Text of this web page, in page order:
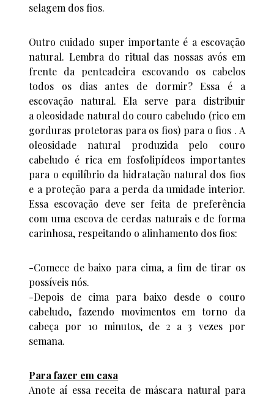
selagem dos fios.
Outro cuidado super importante é a escovação
natural. Lembra do ritual das nossas avós em
frente da penteadeira escovando os cabelos
todos os dias antes de dormir? Essa é a
escovação natural. Ela serve para distribuir
a oleosidade natural do couro cabeludo (rico em
gorduras protetoras para os fios) para o fios . A
oleosidade natural produzida pelo couro
cabeludo é rica em fosfolipídeos importantes
para o equilíbrio da hidratação natural dos fios
e a proteção para a perda da umidade interior.
Essa escovação deve ser feita de preferência
com uma escova de cerdas naturais e de forma
carinhosa, respeitando o alinhamento dos fios:
-Comece de baixo para cima, a fim de tirar os
possíveis nós.
-Depois de cima para baixo desde o couro
cabeludo, fazendo movimentos em torno da
cabeça por 10 minutos, de 2 a 3 vezes por
semana.
Para fazer em casa
Anote aí essa receita de máscara natural para